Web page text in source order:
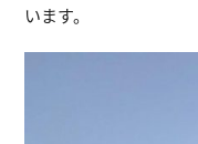
います。